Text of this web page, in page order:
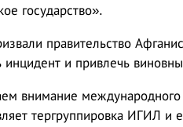
государство».
правительство
инцидент и привлечь
внимание международного
тергруппировка ИГИЛ и